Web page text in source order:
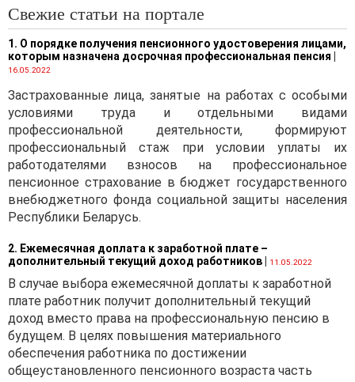
Предположим, выплата
премий в организации
осуществляется не на
разово (например, один раз
в полугодие). Такая премия
может быть выплачена по
решению руководителя
(приказу). В локальном
правовом акте следует
указывать, за что
конкретно (достижение
быть выплачена премия.
В трудовом договоре
(контракте) относительно
выплаты премий можно
указать, что выплата
премии работнику может
быть произведена по
решению руководителя
Свежие статьи на портале
1. О порядке получения пенсионного удостоверения лицами,
которым назначена досрочная профессиональная пенсия
16.05.2022
Застрахованные лица, занятые на работах с особыми
условиями труда и отдельными видами
профессиональной деятельности, формируют
профессиональный стаж при условии уплаты их
работодателями взносов на профессиональное
пенсионное страхование в бюджет государственного
внебюджетного фонда социальной защиты населения
Республики Беларусь.
2. Ежемесячная доплата к заработной плате –
дополнительный текущий доход работников
11.05.2022
В случае выбора ежемесячной доплаты к заработной
плате работник получит дополнительный текущий
доход вместо права на профессиональную пенсию в
будущем. В целях повышения материального
обеспечения работника по достижении
общеустановленного пенсионного возраста часть